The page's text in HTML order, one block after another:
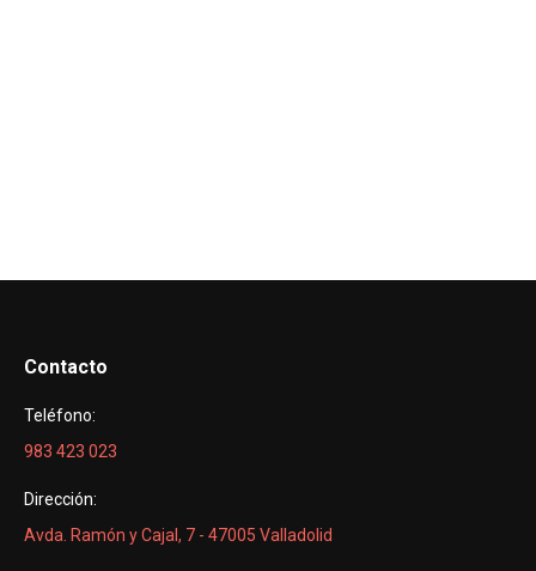
Contacto
Teléfono:
983 423 023
Dirección:
Avda. Ramón y Cajal, 7 - 47005 Valladolid